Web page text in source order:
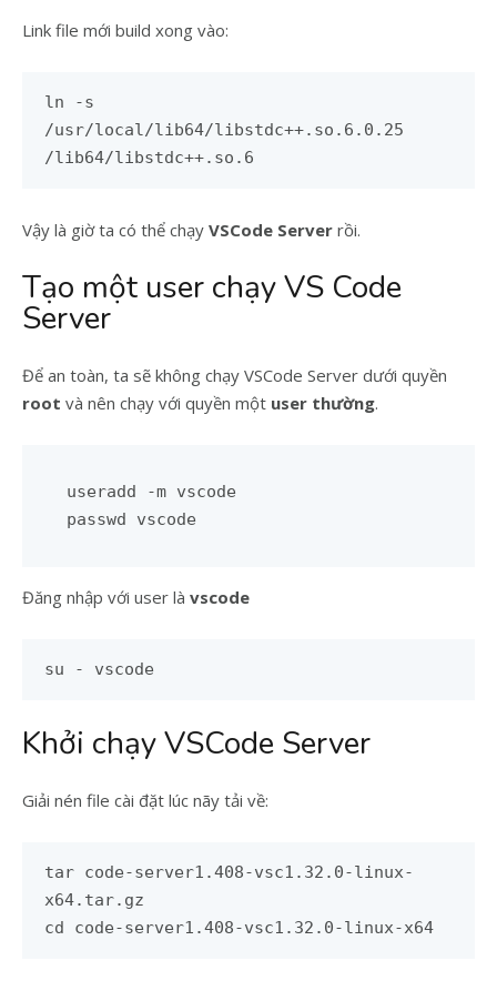
Link file mới build xong vào:
ln -s
/usr/local/lib64/libstdc++.so.6.0.25
/lib64/libstdc++.so.6
Vậy là giờ ta có thể chạy VSCode Server rồi.
Tạo một user chạy VS Code
Server
Để an toàn, ta sẽ không chạy VSCode Server dưới quyền
root và nên chạy với quyền một user thường.
useradd -m vscode
passwd vscode
Đăng nhập với user là vscode
su - vscode
Khởi chạy VSCode Server
Giải nén file cài đặt lúc nãy tải về:
tar code-server1.408-vsc1.32.0-linux-
x64.tar.gz
cd code-server1.408-vsc1.32.0-linux-x64